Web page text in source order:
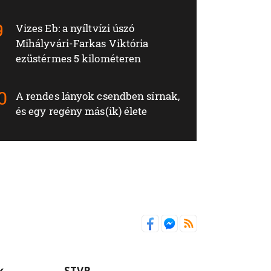
Vizes Eb: a nyíltvízi úszó
Mihályvári-Farkas Viktória
ezüstérmes 5 kilométeren
A rendes lányok csendben sírnak,
és egy regény más(ik) élete